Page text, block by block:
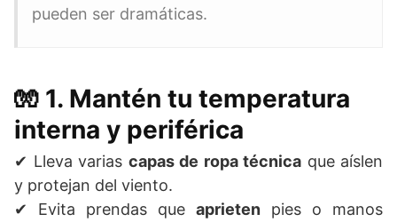
pueden ser dramáticas.
🧤 1. Mantén tu temperatura
interna y periférica
✔ Lleva varias capas de ropa técnica que aíslen
y protejan del viento.
✔ Evita prendas que aprieten pies o manos